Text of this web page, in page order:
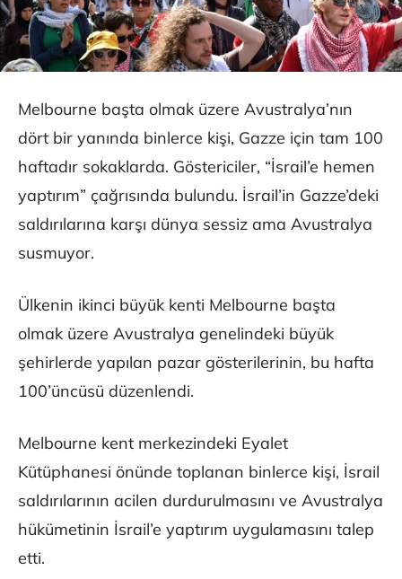
Melbourne başta olmak üzere Avustralya’nın
dört bir yanında binlerce kişi, Gazze için tam 100
haftadır sokaklarda. Göstericiler, “İsrail’e hemen
yaptırım” çağrısında bulundu. İsrail’in Gazze’deki
saldırılarına karşı dünya sessiz ama Avustralya
susmuyor.
Ülkenin ikinci büyük kenti Melbourne başta
olmak üzere Avustralya genelindeki büyük
şehirlerde yapılan pazar gösterilerinin, bu hafta
100’üncüsü düzenlendi.
Melbourne kent merkezindeki Eyalet
Kütüphanesi önünde toplanan binlerce kişi, İsrail
saldırılarının acilen durdurulmasını ve Avustralya
hükümetinin İsrail’e yaptırım uygulamasını talep
etti.